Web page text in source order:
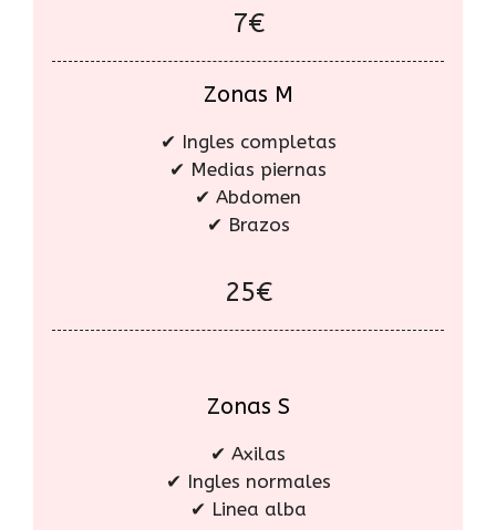
7€
Zonas M
✔ Ingles completas
✔ Medias piernas
✔ Abdomen
✔ Brazos
25€
Zonas S
✔ Axilas
✔ Ingles normales
✔ Linea alba